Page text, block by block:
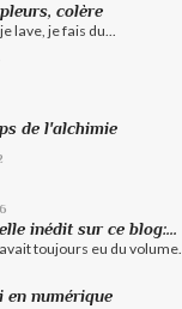
colère
lave, je fais du...
de l'alchimie
inédit sur ce blog:...
toujours eu du volume...
en numérique